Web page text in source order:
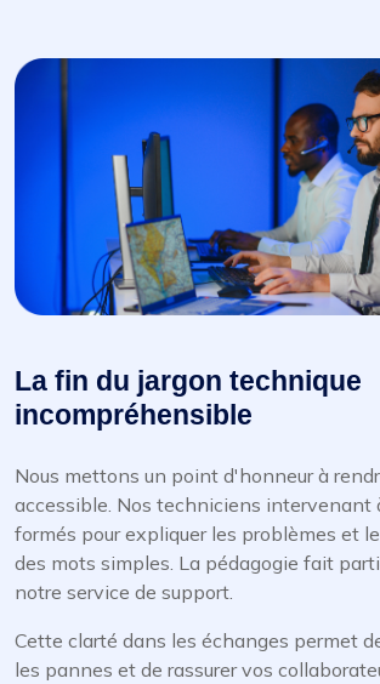
La fin du jargon technique
incompréhensible
Nous mettons un point d'honneur à
accessible. Nos techniciens intervenant
formés pour expliquer les problèmes et
des mots simples. La pédagogie fait
notre service de support.
Cette clarté dans les échanges permet
les pannes et de rassurer vos